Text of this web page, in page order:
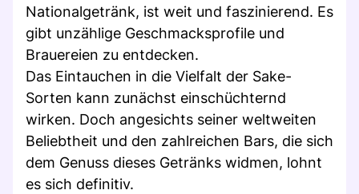
Nationalgetränk, ist weit und faszinierend. Es
gibt unzählige Geschmacksprofile und
Brauereien zu entdecken.
Das Eintauchen in die Vielfalt der Sake-
Sorten kann zunächst einschüchternd
wirken. Doch angesichts seiner weltweiten
Beliebtheit und den zahlreichen Bars, die sich
dem Genuss dieses Getränks widmen, lohnt
es sich definitiv.